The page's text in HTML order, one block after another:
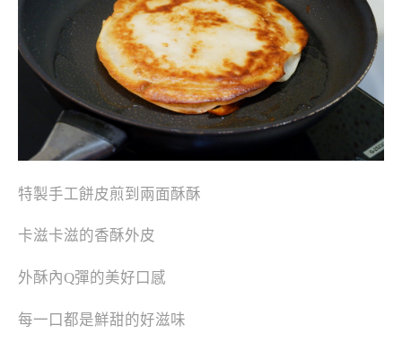
特製手工餅皮煎到兩面酥酥
卡滋卡滋的香酥外皮
外酥內Q彈的美好口感
每一口都是鮮甜的好滋味